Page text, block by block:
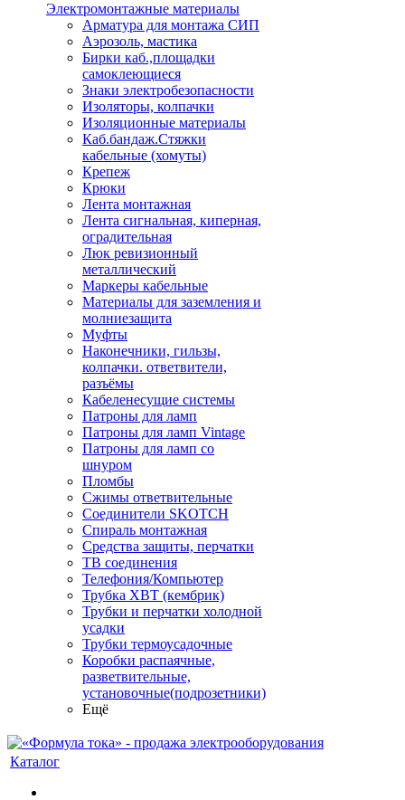
Электромонтажные материалы
Арматура для монтажа СИП
Аэрозоль, мастика
Бирки каб.,площадки
самоклеющиеся
Знаки электробезопасности
Изоляторы, колпачки
Изоляционные материалы
Каб.бандаж.Стяжки
кабельные (хомуты)
Крепеж
Крюки
Лента монтажная
Лента сигнальная, киперная,
оградительная
Люк ревизионный
металлический
Маркеры кабельные
Материалы для заземления и
молниезащита
Муфты
Наконечники, гильзы,
колпачки. ответвители,
разъёмы
Кабеленесущие системы
Патроны для ламп
Патроны для ламп Vintage
Патроны для ламп со
шнуром
Пломбы
Сжимы ответвительные
Соединители SKOTCH
Спираль монтажная
Средства защиты, перчатки
ТВ соединения
Телефония/Компьютер
Трубка ХВТ (кембрик)
Трубки и перчатки холодной
усадки
Трубки термоусадочные
Коробки распаячные,
разветвительные,
установочные(подрозетники)
Ещё
Каталог